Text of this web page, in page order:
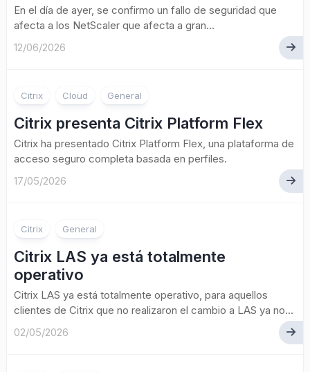
En el día de ayer, se confirmo un fallo de seguridad que
afecta a los NetScaler que afecta a gran...
12/06/2026
Citrix Cloud General
Citrix presenta Citrix Platform Flex
Citrix ha presentado Citrix Platform Flex, una plataforma de
acceso seguro completa basada en perfiles.
17/05/2026
Citrix General
Citrix LAS ya está totalmente
operativo
Citrix LAS ya está totalmente operativo, para aquellos
clientes de Citrix que no realizaron el cambio a LAS ya no...
02/05/2026